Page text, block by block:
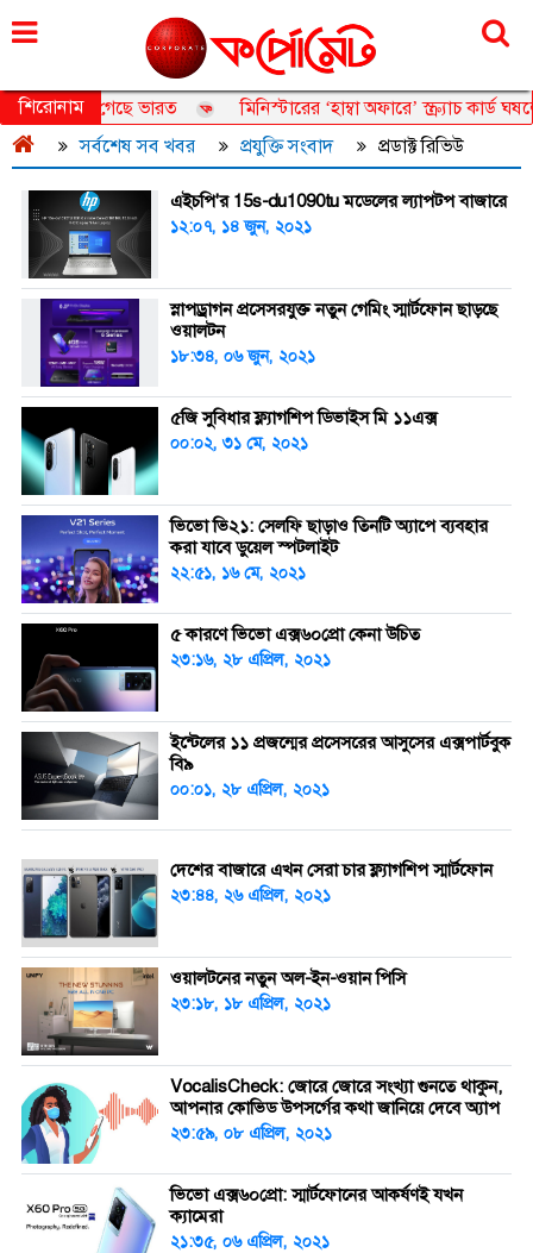
বৃহস্পতিবার, ০৬ আগস্ট ২০২৬, ২২ শ্রাবণ ১৪৩৩
শিরোনাম
ছাড়িয়ে গেছে ভারত
মিনিস্টারের ‘হাম্বা অফারে’ স্ক্র্যাচ কার্ড
সর্বশেষ সব খবর
প্রযুক্তি সংবাদ প্রডাক্ট রিভিউ
এইচপি'র 15s-du1090tu মডেলের ল্যাপটপ বাজারে
১২:০৭, ১৪ জুন, ২০২১
স্নাপড্রাগন প্রসেসরযুক্ত নতুন গেমিং স্মার্টফোন ছাড়ছে
ওয়ালটন
১৮:৩৪, ০৬ জুন, ২০২১
৫জি সুবিধার ফ্ল্যাগশিপ ডিভাইস মি ১১এক্স
০০:০২, ৩১ মে, ২০২১
ভিভো ভি২১: সেলফি ছাড়াও তিনটি অ্যাপে ব্যবহার
করা যাবে ডুয়েল স্পটলাইট
২২:৫১, ১৬ মে, ২০২১
৫ কারণে ভিভো এক্স৬০প্রো কেনা উচিত
২৩:১৬, ২৮ এপ্রিল, ২০২১
ইন্টেলের ১১ প্রজন্মের প্রসেসরের আসুসের এক্সপার্টবুক
বি৯
০০:০১, ২৮ এপ্রিল, ২০২১
দেশের বাজারে এখন সেরা চার ফ্ল্যাগশিপ স্মার্টফোন
২৩:৪৪, ২৬ এপ্রিল, ২০২১
ওয়ালটনের নতুন অল-ইন-ওয়ান পিসি
২৩:১৮, ১৮ এপ্রিল, ২০২১
VocalisCheck: জোরে জোরে সংখ্যা গুনতে থাকুন,
আপনার কোভিড উপসর্গের কথা জানিয়ে দেবে অ্যাপ
২৩:৫৯, ০৮ এপ্রিল, ২০২১
ভিভো এক্স৬০প্রো: স্মার্টফোনের আকর্ষণই যখন
ক্যামেরা
২১:৩৫, ০৬ এপ্রিল, ২০২১